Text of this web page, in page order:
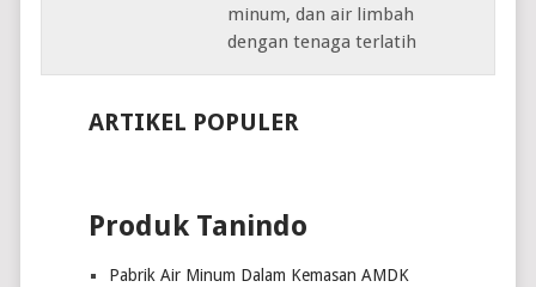
minum, dan air limbah
dengan tenaga terlatih
ARTIKEL POPULER
Produk Tanindo
Pabrik Air Minum Dalam Kemasan AMDK